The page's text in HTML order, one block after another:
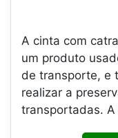
A cinta com
um produto
de transporte, e
realizar a
transportadas.